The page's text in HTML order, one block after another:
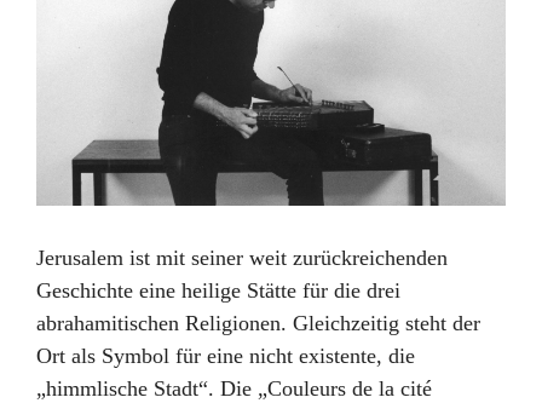
Jerusalem ist mit seiner weit zurückreichenden
Geschichte eine heilige Stätte für die drei
abrahamitischen Religionen. Gleichzeitig steht der
Ort als Symbol für eine nicht existente, die
„himmlische Stadt“. Die „Couleurs de la cité